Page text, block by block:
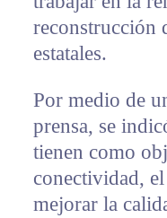
reconstrucción
estatales.
Por medio de
prensa, se
tienen como
conectividad,
mejorar la